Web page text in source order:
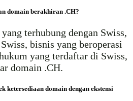
domain berakhiran .CH?
terhubung dengan Swiss,
bisnis yang beroperasi
yang terdaftar di Swiss,
domain .CH.
ketersediaan domain dengan ekstensi